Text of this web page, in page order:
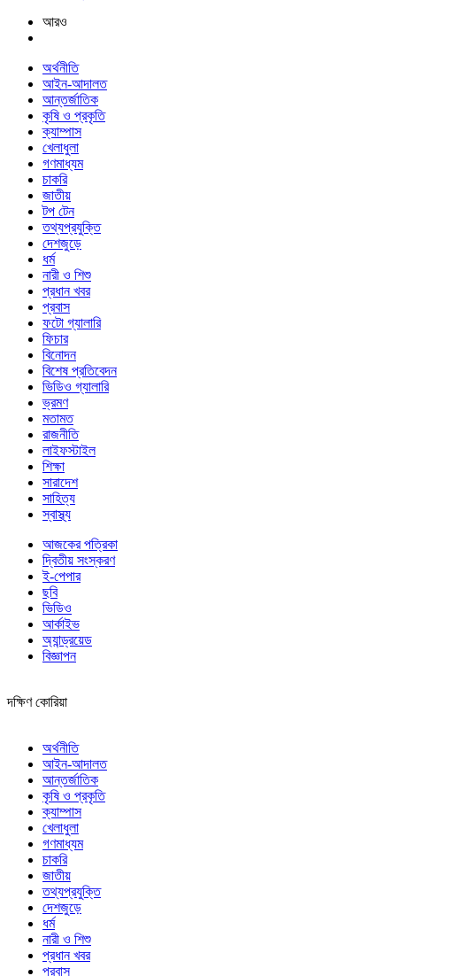
আরও
অর্থনীতি
আইন-আদালত
আন্তর্জাতিক
কৃষি ও প্রকৃতি
ক্যাম্পাস
খেলাধুলা
গণমাধ্যম
চাকরি
জাতীয়
টপ টেন
তথ্যপ্রযুক্তি
দেশজুড়ে
ধর্ম
নারী ও শিশু
প্রধান খবর
প্রবাস
ফটো গ্যালারি
ফিচার
বিনোদন
বিশেষ প্রতিবেদন
ভিডিও গ্যালারি
ভ্রমণ
মতামত
রাজনীতি
লাইফস্টাইল
শিক্ষা
সারাদেশ
সাহিত্য
স্বাস্থ্য
আজকের পত্রিকা
দ্বিতীয় সংস্করণ
ই-পেপার
ছবি
ভিডিও
আর্কাইভ
অ্যান্ড্রয়েড
বিজ্ঞাপন
দক্ষিণ কোরিয়া
অর্থনীতি
আইন-আদালত
আন্তর্জাতিক
কৃষি ও প্রকৃতি
ক্যাম্পাস
খেলাধুলা
গণমাধ্যম
চাকরি
জাতীয়
তথ্যপ্রযুক্তি
দেশজুড়ে
ধর্ম
নারী ও শিশু
প্রধান খবর
প্রবাস